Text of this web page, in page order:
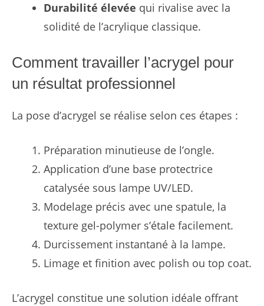
Durabilité élevée qui rivalise avec la
solidité de l’acrylique classique.
Comment travailler l’acrygel pour
un résultat professionnel
La pose d’acrygel se réalise selon ces étapes :
Préparation minutieuse de l’ongle.
Application d’une base protectrice
catalysée sous lampe UV/LED.
Modelage précis avec une spatule, la
texture gel-polymer s’étale facilement.
Durcissement instantané à la lampe.
Limage et finition avec polish ou top coat.
L’acrygel constitue une solution idéale offrant